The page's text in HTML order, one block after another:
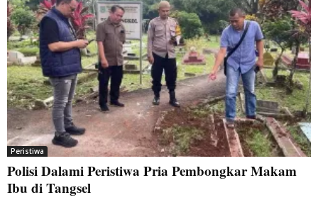
Peristiwa
Polisi Dalami Peristiwa Pria Pembongkar Makam
Ibu di Tangsel